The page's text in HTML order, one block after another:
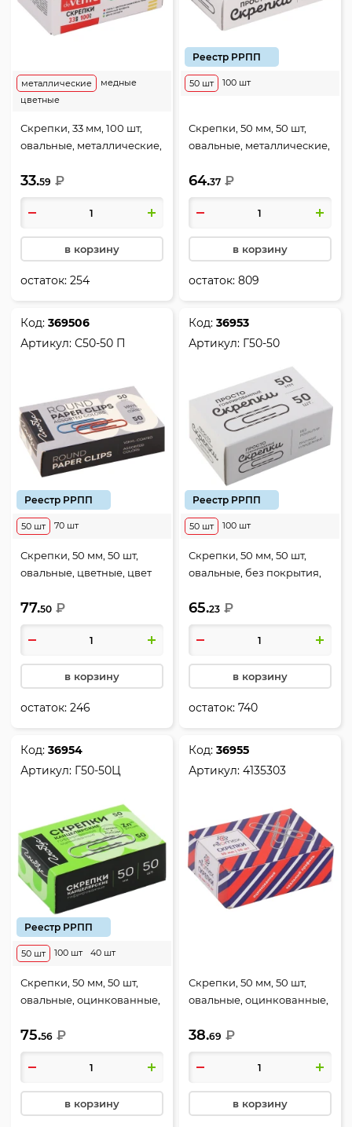
металлические
медные
цветные
Скрепки, 33 мм, 100 шт,
овальные, металлические,
коробка, deVENTE, 4135325
33.59 ₽
в корзину
остаток:254
Реестр РРПП
100 шт
50 шт
Скрепки, 50 мм, 50 шт,
овальные, металлические,
коробка, Globus, С50-50
64.37 ₽
в корзину
остаток:809
Код:369506
Артикул:С50-50 П
Реестр РРПП
50 шт 70 шт
Скрепки, 50 мм, 50 шт,
овальные, цветные, цвет
коробка, Globus, С50-50 П
77.50 ₽
в корзину
остаток:246
Код:36953
Артикул: Г50-50
Реестр РРПП
100 шт
50 шт
Скрепки, 50 мм, 50 шт,
овальные, без покрытия,
серебро, картонная
коробка, Globus, Г50-50
65.23 ₽
в корзину
остаток:740
Код:36954
Артикул: Г50-50Ц
Реестр РРПП
100 шт 40 шт
50 шт
Скрепки, 50 мм, 50 шт,
овальные, оцинкованные,
серебро, картонная
коробка, Globus, Г50-50Ц
75.56 ₽
в корзину
Код:36955
Артикул:4135303
Скрепки, 50 мм, 50 шт,
овальные, оцинкованные,
коробка, Attomex, 4135303
38.69 ₽
в корзину